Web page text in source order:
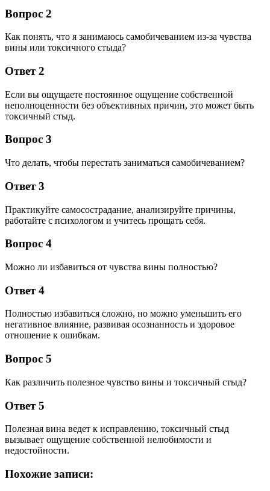
Вопрос 2
Как понять, что я занимаюсь самобичеванием из-за чувства
вины или токсичного стыда?
Ответ 2
Если вы ощущаете постоянное ощущение собственной
неполноценности без объективных причин, это может быть
токсичный стыд.
Вопрос 3
Что делать, чтобы перестать заниматься самобичеванием?
Ответ 3
Практикуйте самосострадание, анализируйте причины,
работайте с психологом и учитесь прощать себя.
Вопрос 4
Можно ли избавиться от чувства вины полностью?
Ответ 4
Полностью избавиться сложно, но можно уменьшить его
негативное влияние, развивая осознанность и здоровое
отношение к ошибкам.
Вопрос 5
Как различить полезное чувство вины и токсичный стыд?
Ответ 5
Полезная вина ведет к исправлению, токсичный стыд
вызывает ощущение собственной нелюбимости и
недостойности.
Похожие записи: